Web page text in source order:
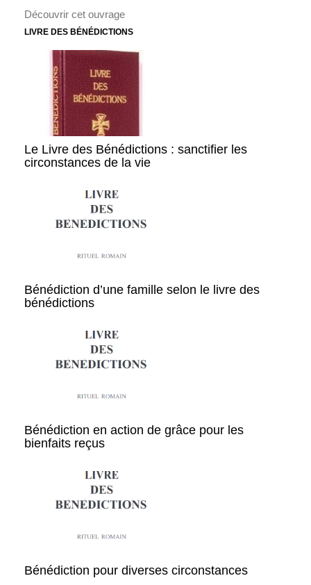
Découvrir cet ouvrage
LIVRE DES BÉNÉDICTIONS
Le Livre des Bénédictions : sanctifier les
circonstances de la vie
Bénédiction d’une famille selon le livre des
bénédictions
Bénédiction en action de grâce pour les
bienfaits reçus
Bénédiction pour diverses circonstances